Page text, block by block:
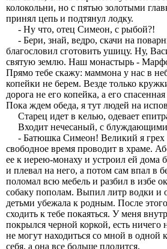
колокольни, но с пятью золотыми
принял цепь и подтянул лодку.
- Ну что, отец Симеон, с рыбой?!
- Бери, знай, ведро, скачи на
благословил сготовить ушицу. Ну,
святую землю. Наш монастырь -
Прямо тебе скажу: маммона у нас в
копейки не берем. Везде только
дорога не его копейка, а его
Пока ждем обеда, я тут людей на
Старец идет в келью, одевает
Входит нечесаный, с блуждающими
- Батюшка Симеон! Великий я грех
свободное время проводит в храме.
ее к иерею-монаху и устроил ей дома
и плевал на него, а потом сам впал в
поломал всю мебель и разбил в избе
собаку пополам. Выпил литр водки и
детьми убежала к родным. После
сходить к тебе покаяться. У меня
покрылся черной коркой, есть
не могут находиться со мной в одной
себя, а она все больше плодится.